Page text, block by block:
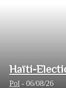
Haïti-
Pol - 06/08/26